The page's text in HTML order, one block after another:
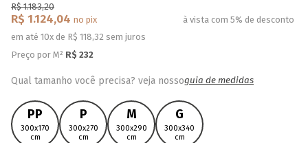
R$ 1.183,20
R$ 1.124,04 no pix
à vista com 5% de desconto
em até 10x de R$ 118,32 sem juros
Preço por M² R$ 232
Qual tamanho você precisa? veja nossoguia de medidas
PP
300x170
cm
P
300x270
cm
M
300x290
cm
G
300x340
cm